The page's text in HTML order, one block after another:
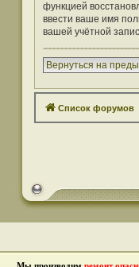
функцией
ввести ваше имя
вашей учётной
Вернуться на
Список форумов